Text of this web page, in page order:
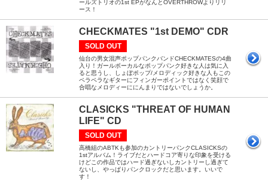
ールズトリオの1st EPがなんとOVERTHROWよりリリ
ース！
CHECKMATES "1st DEMO" CDR
SOLD OUT
仙台の男女混声ポップパンクバンドCHECKMATESの4曲
入り！ガールボーカルなポップパンク好きな人は気に入
ると思うし、しょぼポップ/メロディック好きな人もこの
ペラペラなギターにフィンガーポイントではなく笑顔で
合唱なメロディーににんまりではないでしょうか。
CLASICKS "THREAT OF HUMAN
LIFE" CD
SOLD OUT
高橋組のABTKも参加のカントリーパンクCLASICKSの
1stアルバム！ライブだとハードコア寄りな印象を受ける
けどこの作品ではハード過ぎないしカントリーし過ぎて
ないし、やっぱりパンクロックだと思います。いいで
す！